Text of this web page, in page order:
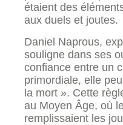
étaient des
aux duels et joutes.
Daniel Naprous,
souligne dans ses
confiance entre un
primordiale, elle
la mort ». Cette
au Moyen Âge, où
remplissaient les